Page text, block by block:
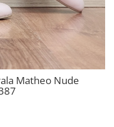
Matheo Nude